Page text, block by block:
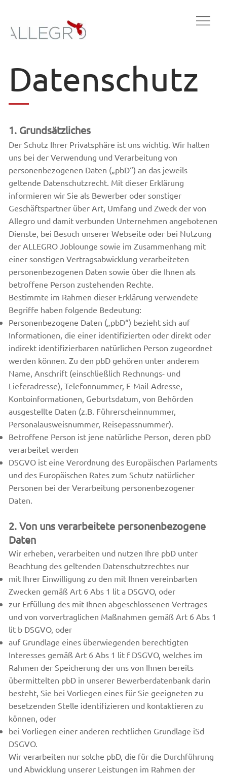
Datenschutz
1. Grundsätzliches
Der Schutz Ihrer Privatsphäre ist uns wichtig. Wir halten
uns bei der Verwendung und Verarbeitung von
personenbezogenen Daten („pbD“) an das jeweils
geltende Datenschutzrecht. Mit dieser Erklärung
informieren wir Sie als Bewerber oder sonstiger
Geschäftspartner über Art, Umfang und Zweck der von
Allegro und damit verbunden Unternehmen angebotenen
Dienste, bei Besuch unserer Webseite oder bei Nutzung
der ALLEGRO Joblounge sowie im Zusammenhang mit
einer sonstigen Vertragsabwicklung verarbeiteten
personenbezogenen Daten sowie über die Ihnen als
betroffene Person zustehenden Rechte.
Bestimmte im Rahmen dieser Erklärung verwendete
Begriffe haben folgende Bedeutung:
Personenbezogene Daten („pbD“) bezieht sich auf
Informationen, die einer identifizierten oder direkt oder
indirekt identifizierbaren natürlichen Person zugeordnet
werden können. Zu den pbD gehören unter anderem
Name, Anschrift (einschließlich Rechnungs- und
Lieferadresse), Telefonnummer, E-Mail-Adresse,
Kontoinformationen, Geburtsdatum, von Behörden
ausgestellte Daten (z.B. Führerscheinnummer,
Personalausweisnummer, Reisepassnummer).
Betroffene Person ist jene natürliche Person, deren pbD
verarbeitet werden
DSGVO ist eine Verordnung des Europäischen Parlaments
und des Europäischen Rates zum Schutz natürlicher
Personen bei der Verarbeitung personenbezogener
Daten.
2. Von uns verarbeitete personenbezogene
Daten
Wir erheben, verarbeiten und nutzen Ihre pbD unter
Beachtung des geltenden Datenschutzrechtes nur
mit Ihrer Einwilligung zu den mit Ihnen vereinbarten
Zwecken gemäß Art 6 Abs 1 lit a DSGVO, oder
zur Erfüllung des mit Ihnen abgeschlossenen Vertrages
und von vorvertraglichen Maßnahmen gemäß Art 6 Abs 1
lit b DSGVO, oder
auf Grundlage eines überwiegenden berechtigten
Interesses gemäß Art 6 Abs 1 lit f DSGVO, welches im
Rahmen der Speicherung der uns von Ihnen bereits
übermittelten pbD in unserer Bewerberdatenbank darin
besteht, Sie bei Vorliegen eines für Sie geeigneten zu
besetzenden Stelle identifizieren und kontaktieren zu
können, oder
bei Vorliegen einer anderen rechtlichen Grundlage iSd
DSGVO.
Wir verarbeiten nur solche pbD, die für die Durchführung
und Abwicklung unserer Leistungen im Rahmen der